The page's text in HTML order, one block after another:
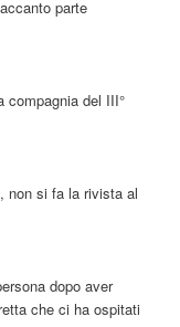
parte
compagnia del III°
non si fa la rivista al
dopo aver
che ci ha ospitati